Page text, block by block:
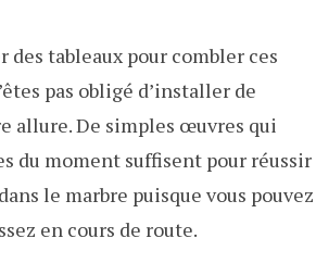
des tableaux pour combler ces
pas obligé d’installer de
allure. De simples œuvres qui
du moment suffisent pour réussir
le marbre puisque vous pouvez
en cours de route.